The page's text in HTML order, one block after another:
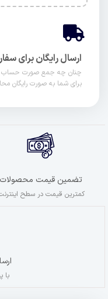
ارسال رایگان برای
چنان چه جمع صورت حساب
برای شما به صورت رایگان
تضمین قیمت محصولات
کمترین قیمت در سطح
با